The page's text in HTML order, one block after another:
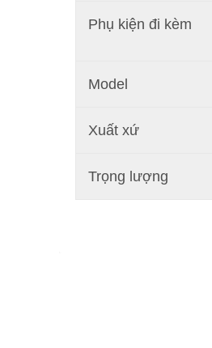
Phụ kiện đi kèm
Model
Xuất xứ
Trọng lượng